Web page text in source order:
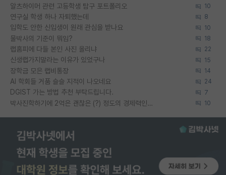
알츠하이머 관련 고등학생 탐구 포트폴리오 10
연구실 학생 하나 자퇴했는데 8
입학도 안한 신입생이 원래 관심을 받나요 10
물박사의 기준이 뭐임? 18
랩홈피에 다들 본인 사진 올리냐 22
신생랩가지말라는 이유가 있었구나 15
장학금 모은 랩비통장 14
AI 학회들 거품 슬슬 지적이 나오네요 24
DGIST 가는 방법 추천 부탁드립니다. 7
박사진학하기에 2억은 괜찮은 (?) 정도의 경제력인가요 10